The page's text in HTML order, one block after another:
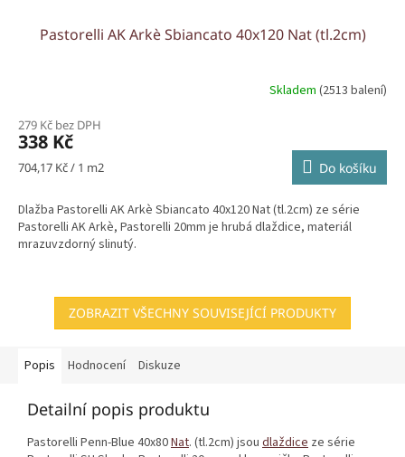
Pastorelli AK Arkè Sbiancato 40x120 Nat (tl.2cm)
Skladem (2513 balení)
279 Kč bez DPH
338 Kč
Měrná
704,17 Kč / 1 m2 Do košíku
Dlažba Pastorelli AK Arkè Sbiancato 40x120 Nat (tl.2cm) ze série
Pastorelli AK Arkè, Pastorelli 20mm je hrubá dlaždice, materiál
mrazuvzdorný slinutý.
ZOBRAZIT VŠECHNY SOUVISEJÍCÍ PRODUKTY
Popis Hodnocení Diskuze
Detailní popis produktu
Pastorelli Penn-Blue 40x80Nat. (tl.2cm) jsou dlaždice ze série